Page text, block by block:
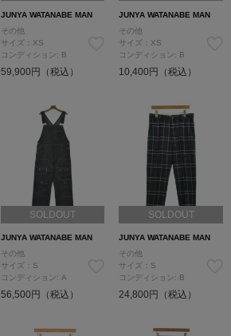
JUNYA WATANABE MAN
その他
サイズ：XS
コンディション: B
59,900円（税込）
JUNYA WATANABE MAN
その他
サイズ：XS
コンディション: B
10,400円（税込）
SOLDOUT
JUNYA WATANABE MAN
その他
サイズ：S
コンディション: A
56,500円（税込）
SOLDOUT
JUNYA WATANABE MAN
その他
サイズ：S
コンディション: B
24,800円（税込）